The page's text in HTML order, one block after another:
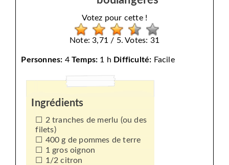
Votez pour cette !
Note: 3,71 / 5. Votes: 31
Personnes: 4 Temps: 1 h Difficulté: Facile
Ingrédients
2 tranches de merlu (ou des
filets)
400 g de pommes de terre
1 gros oignon
1/2 citron